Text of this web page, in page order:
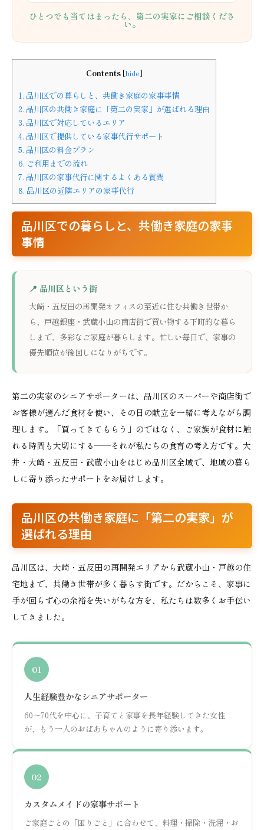
ひとつでも当てはまったら、第二の実家にご相談くださ
い。
Contents [hide]
1. 品川区での暮らしと、共働き家庭の家事事情
2. 品川区の共働き家庭に「第二の実家」が選ばれる理由
3. 品川区で対応しているエリア
4. 品川区で提供している家事代行サポート
5. 品川区の料金プラン
6. ご利用までの流れ
7. 品川区の家事代行に関するよくある質問
8. 品川区の近隣エリアの家事代行
品川区での暮らしと、共働き家庭の家事
事情
📍 品川区という街
大崎・五反田の再開発オフィスの至近に住む共働き世帯か
ら、戸越銀座・武蔵小山の商店街で買い物する下町的な暮ら
しまで、多彩なご家庭が暮らします。忙しい毎日で、家事の
優先順位が後回しになりがちです。
第二の実家のシニアサポーターは、品川区のスーパーや商店街で
お客様が選んだ食材を使い、その日の献立を一緒に考えながら調
理します。「買ってきてもらう」のではなく、ご家族が食材に触
れる時間も大切にする——それが私たちの食育の考え方です。大
井・大崎・五反田・武蔵小山をはじめ品川区全域で、地域の暮ら
しに寄り添ったサポートをお届けします。
品川区の共働き家庭に「第二の実家」が
選ばれる理由
品川区は、大崎・五反田の再開発エリアから武蔵小山・戸越の住
宅地まで、共働き世帯が多く暮らす街です。だからこそ、家事に
手が回らず心の余裕を失いがちな方を、私たちは数多くお手伝い
してきました。
01
人生経験豊かなシニアサポーター
60〜70代を中心に、子育てと家事を長年経験してきた女性
が、もう一人のおばあちゃんのように寄り添います。
02
カスタムメイドの家事サポート
ご家庭ごとの「困りごと」に合わせて、料理・掃除・洗濯・お